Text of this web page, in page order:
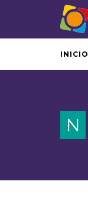
INICIO
N